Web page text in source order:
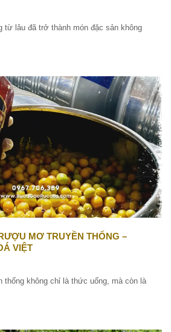
từ lâu đã trở thành món đặc sản không
MƠ TRUYỀN THỐNG –
VIỆT
thống không chỉ là thức uống, mà còn là